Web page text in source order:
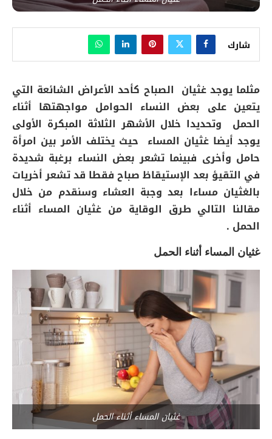
شارك
مثلما يوجد غثيان الصباح كأحد الأعراض الشائعة التي
يتعين على بعض النساء الحوامل مواجهتها أثناء
الحمل وتحديدا خلال الأشهر الثلاثة المبكرة الأولى
يوجد أيضا غثيان المساء حيث يختلف الأمر بين امرأة
حامل وأخرى فبينما تشعر بعض النساء برغبة شديدة
في التقيؤ بعد الإستيقاظ صباح فقطا قد تشعر أخريات
بالغثيان مساءا بعد وجبة العشاء وسنقدم من خلال
مقالنا التالي طرق الوقاية من غثيان المساء أثناء
الحمل .
غثيان المساء أثناء الحمل
غثيان المساء أثناء الحمل